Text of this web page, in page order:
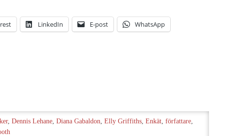
LinkedIn E-post WhatsApp
, Dennis Lehane, Diana Gabaldon, Elly Griffiths, Enkät, författare,